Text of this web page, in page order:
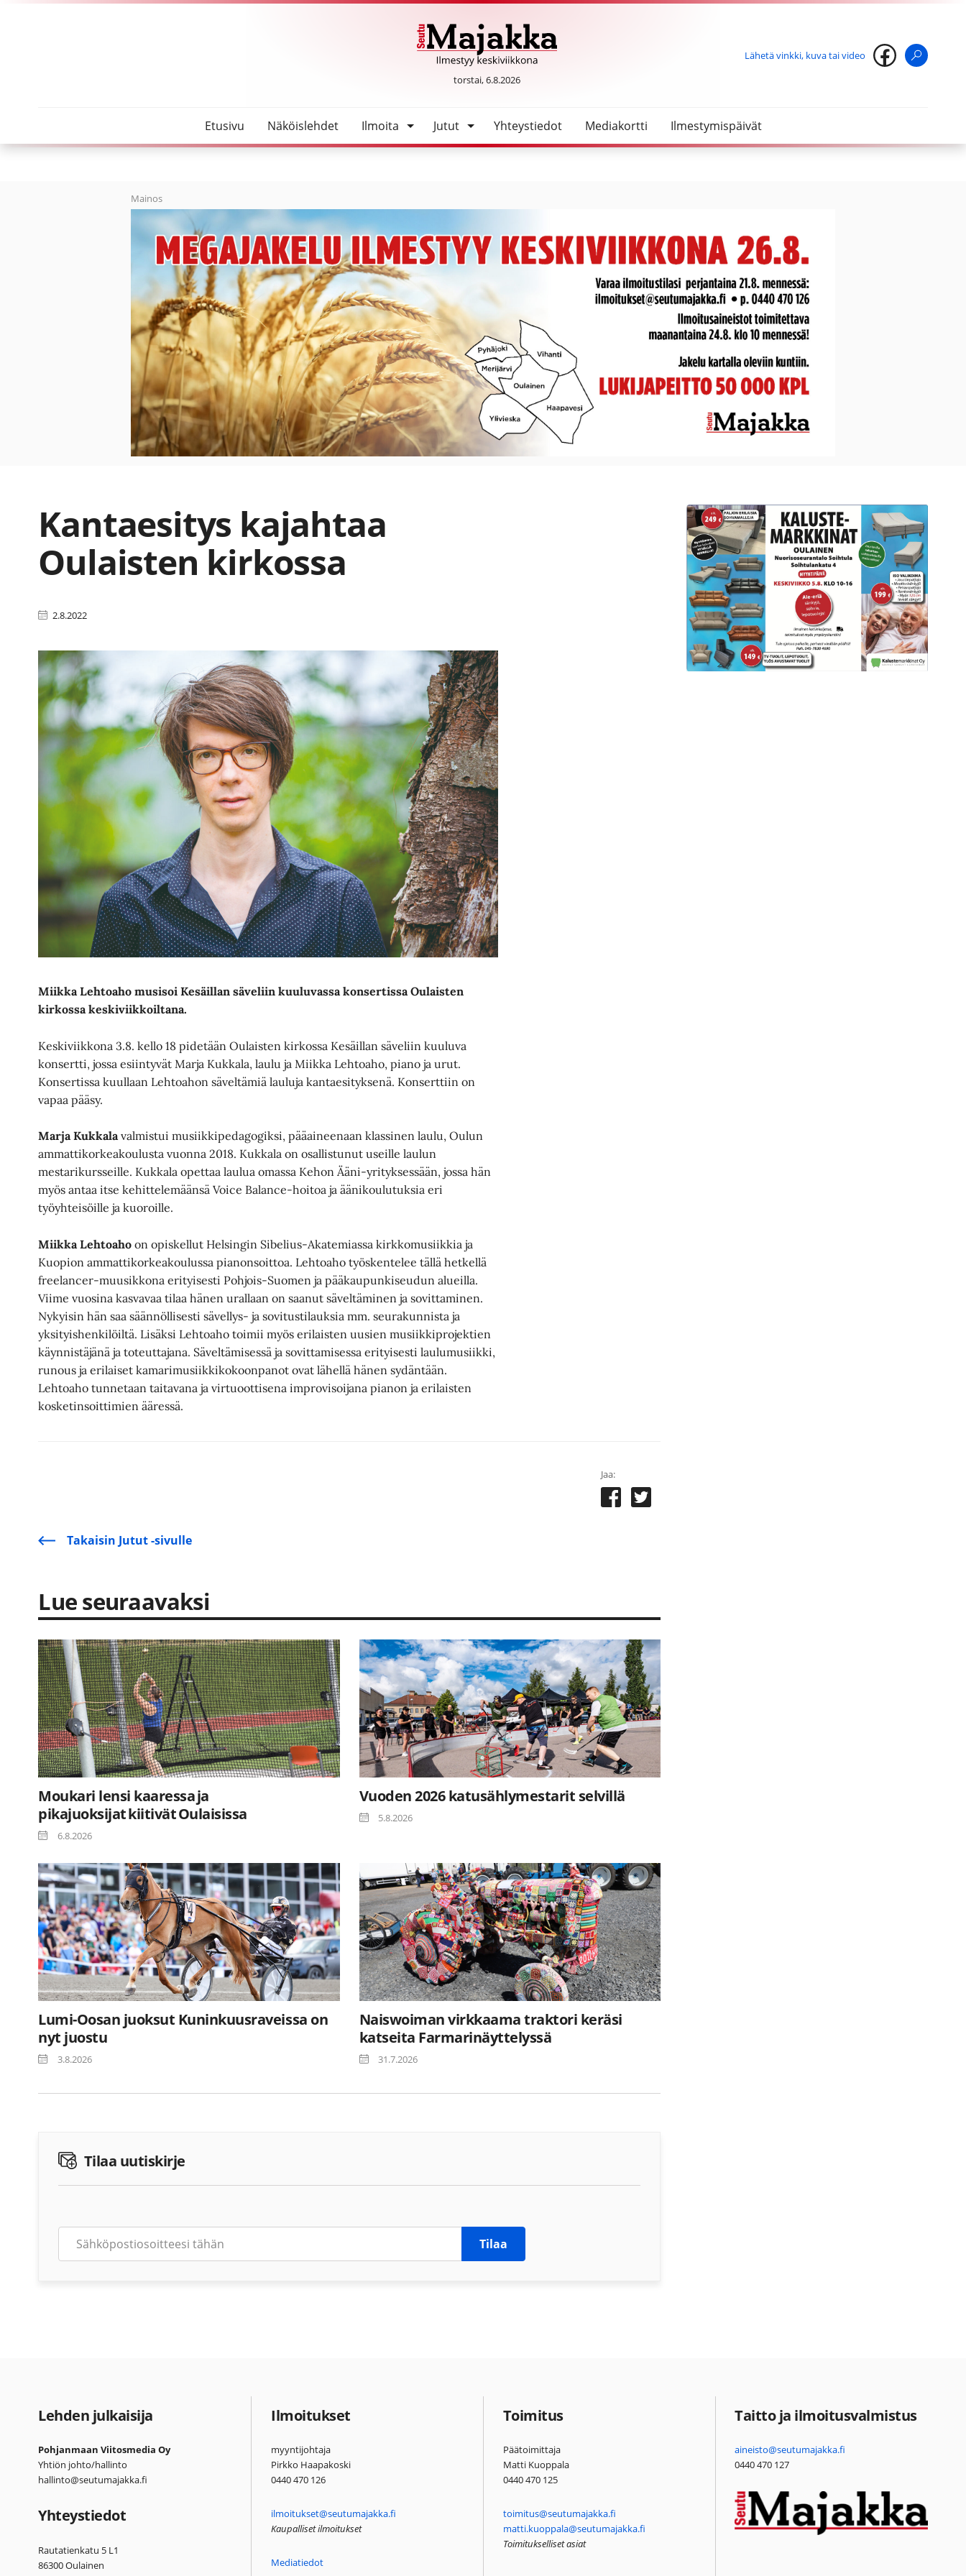
SeutuMajakka
torstai, 6.8.2026
Lähetä vinkki, kuva tai video
Etusivu Näköislehdet Ilmoita Jutut Yhteystiedot Mediakortti Ilmestymispäivät
Mainos
Kantaesitys kajahtaa
Oulaisten kirkossa
2.8.2022
Miikka Lehtoaho musisoi Kesäillan säveliin kuuluvassa konsertissa Oulaisten
kirkossa keskiviikkoiltana.
Keskiviikkona 3.8. kello 18 pidetään Oulaisten kirkossa Kesäillan säveliin kuuluva
konsertti, jossa esiintyvät Marja Kukkala, laulu ja Miikka Lehtoaho, piano ja urut.
Konsertissa kuullaan Lehtoahon säveltämiä lauluja kantaesityksenä. Konserttiin on
vapaa pääsy.
Marja Kukkalavalmistui musiikkipedagogiksi, pääaineenaan klassinen laulu, Oulun
ammattikorkeakoulusta vuonna 2018. Kukkala on osallistunut useille laulun
mestarikursseille. Kukkala opettaa laulua omassa Kehon Ääni-yrityksessään, jossa hän
myös antaa itse kehittelemäänsä Voice Balance-hoitoa ja äänikoulutuksia eri
työyhteisöille ja kuoroille.
Miikka Lehtoaho on opiskellut Helsingin Sibelius-Akatemiassa kirkkomusiikkia ja
Kuopion ammattikorkeakoulussa pianonsoittoa. Lehtoaho työskentelee tällä hetkellä
freelancer-muusikkona erityisesti Pohjois-Suomen ja pääkaupunkiseudun alueilla.
Viime vuosina kasvavaa tilaa hänen urallaan on saanut säveltäminen ja sovittaminen.
Nykyisin hän saa säännöllisesti sävellys- ja sovitustilauksia mm. seurakunnista ja
yksityishenkilöiltä. Lisäksi Lehtoaho toimii myös erilaisten uusien musiikkiprojektien
käynnistäjänä ja toteuttajana. Säveltämisessä ja sovittamisessa erityisesti laulumusiikki,
runous ja erilaiset kamarimusiikkikokoonpanot ovat lähellä hänen sydäntään.
Lehtoaho tunnetaan taitavana ja virtuoottisena improvisoijana pianon ja erilaisten
kosketinsoittimien ääressä.
Jaa:
Takaisin Jutut -sivulle
Lue seuraavaksi
Moukari lensi kaaressa ja
pikajuoksijat kiitivät Oulaisissa
6.8.2026
Vuoden 2026 katusählymestarit selvillä
5.8.2026
Lumi-Oosan juoksut Kuninkuusraveissa on
nyt juostu
3.8.2026
Naiswoiman virkkaama traktori keräsi
katseita Farmarinäyttelyssä
31.7.2026
Tilaa uutiskirje
Tilaa
Lehden julkaisija
Pohjanmaan Viitosmedia Oy
Yhtiön johto/hallinto
hallinto@seutumajakka.fi
Yhteystiedot
Rautatienkatu 5 L1
86300 Oulainen
Ilmoitukset
myyntijohtaja
Pirkko Haapakoski
0440 470 126
ilmoitukset@seutumajakka.fi
Kaupalliset ilmoitukset
Mediatiedot
Toimitus
Päätoimittaja
Matti Kuoppala
0440 470 125
toimitus@seutumajakka.fi
matti.kuoppala@seutumajakka.fi
Toimitukselliset asiat
Taitto ja ilmoitusvalmistus
aineisto@seutumajakka.fi
0440 470 127